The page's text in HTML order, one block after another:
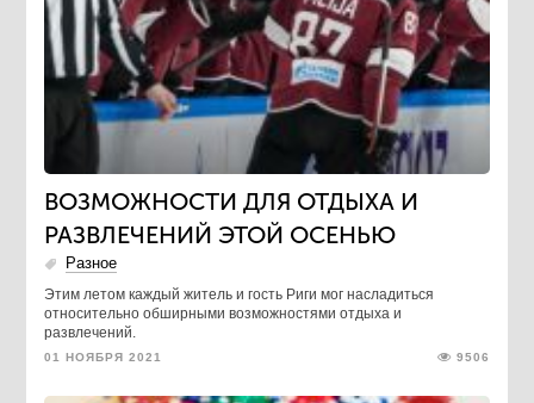
ВОЗМОЖНОСТИ ДЛЯ ОТДЫХА И
РАЗВЛЕЧЕНИЙ ЭТОЙ ОСЕНЬЮ
Разное
Этим летом каждый житель и гость Риги мог насладиться
относительно обширными возможностями отдыха и
развлечений.
01 НОЯБРЯ 2021 9506